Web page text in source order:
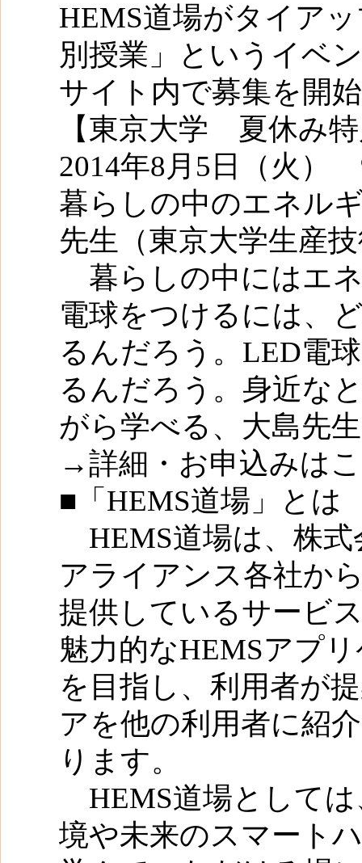
HEMS道場がタイア
別授業」というイベ
サイト内で募集を開
【東京大学 夏休み
2014年8月5日（火）
暮らしの中のエネル
先生（東京大学生産
暮らしの中にはエ
電球をつけるには、
るんだろう。LED電
るんだろう。身近な
がら学べる、大島先
→詳細・お申込みは
■「HEMS道場」とは
HEMS道場は、株式
アライアンス各社か
提供しているサービ
魅力的なHEMSアプ
を目指し、利用者が
アを他の利用者に紹
ります。
HEMS道場として
境や未来のスマート